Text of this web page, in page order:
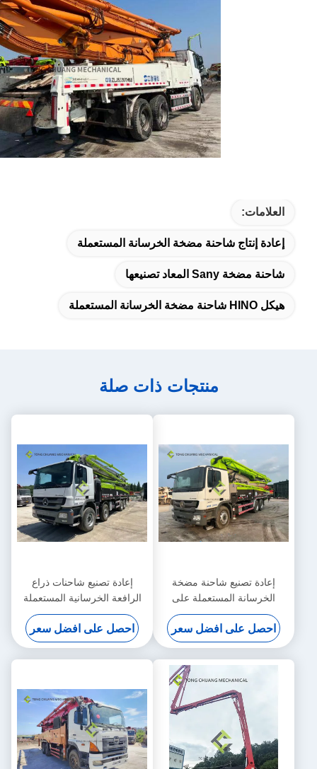
العلامات:
إعادة إنتاج شاحنة مضخة الخرسانة المستعملة
شاحنة مضخة Sany المعاد تصنيعها
هيكل HINO شاحنة مضخة الخرسانة المستعملة
منتجات ذات صلة
إعادة تصنيع شاحنة مضخة
الخرسانة المستعملة على
الشاحنة 47 متر
احصل على افضل سعر
إعادة تصنيع شاحنات ذراع
الرافعة الخرسانية المستعملة
بمضخة خرسانة 56 مترًا
احصل على افضل سعر